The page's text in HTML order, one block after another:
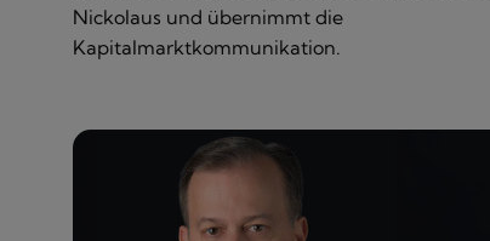
Nickolaus und übernimmt die
Kapitalmarktkommunikation.